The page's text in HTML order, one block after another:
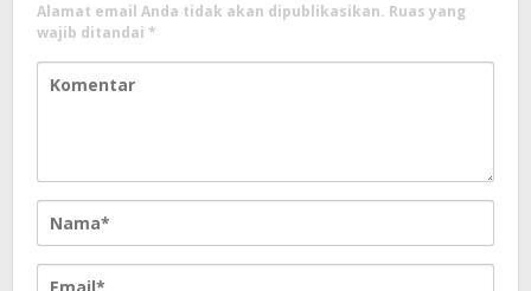
Alamat email Anda tidak akan dipublikasikan. Ruas yang
wajib ditandai *